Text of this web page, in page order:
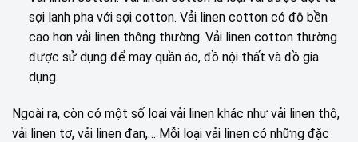
sợi lanh pha với sợi cotton. Vải linen cotton có độ bền
cao hơn vải linen thông thường. Vải linen cotton thường
được sử dụng để may quần áo, đồ nội thất và đồ gia
dụng.
Ngoài ra, còn có một số loại vải linen khác như vải linen thô,
vải linen tơ, vải linen đan,… Mỗi loại vải linen có những đặc